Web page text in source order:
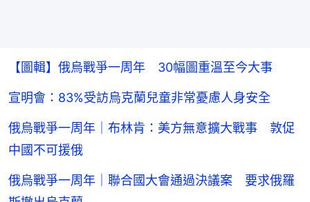
【圖輯】俄烏戰爭一周年 30幅圖重溫至今大事
宣明會：83%受訪烏克蘭兒童非常憂慮人身安全
俄烏戰爭一周年｜布林肯：美方無意擴大戰事 敦促
中國不可援俄
俄烏戰爭一周年｜聯合國大會通過決議案 要求俄羅